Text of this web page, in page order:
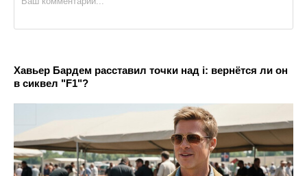
Хавьер Бардем расставил точки над i: вернётся ли он
в сиквел "F1"?